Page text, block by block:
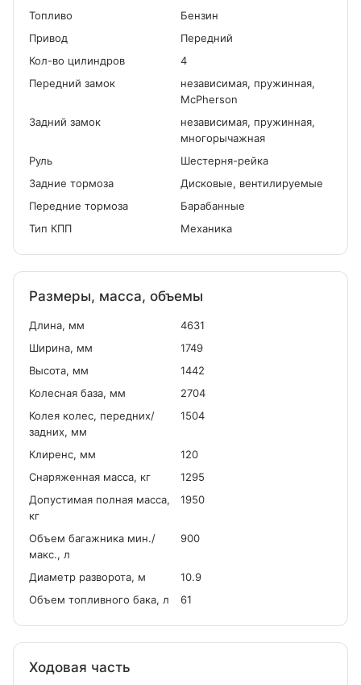
Топливо
Бензин
Привод
Передний
Кол-во цилиндров
4
Передний замок
независимая, пружинная,
McPherson
Задний замок
независимая, пружинная,
многорычажная
Руль
Шестерня-рейка
Задние тормоза
Дисковые, вентилируемые
Передние тормоза
Барабанные
Тип КПП
Механика
Размеры, масса, объемы
Длина, мм
4631
Ширина, мм
1749
Высота, мм
1442
Колесная база, мм
2704
Колея колес, передних/
задних, мм
1504
Клиренс, мм
120
Снаряженная масса, кг
1295
Допустимая полная масса,
кг
1950
Объем багажника мин./
макс., л
900
Диаметр разворота, м
10.9
Объем топливного бака, л
61
Ходовая часть